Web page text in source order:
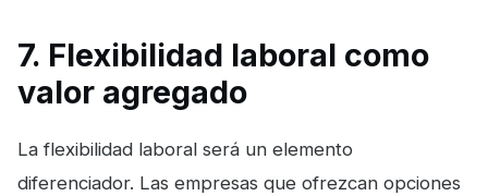
7. Flexibilidad laboral como
valor agregado
La flexibilidad laboral será un elemento
diferenciador. Las empresas que ofrezcan opciones